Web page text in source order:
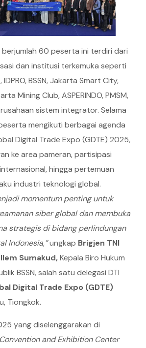
berjumlah 60 peserta ini terdiri dari
dan institusi terkemuka seperti
IDPRO, BSSN, Jakarta Smart City,
Mining Club, ASPERINDO, PMSM,
sistem integrator. Selama
mengikuti berbagai agenda
Digital Trade Expo (GDTE) 2025,
ke area pameran, partisipasi
hingga pertemuan
industri teknologi global.
momentum penting untuk
siber global dan membuka
strategis di bidang perlindungan
Indonesia,”ungkap Brigjen TNI
Sumakud,Kepala Biro Hukum
BSSN, salah satu delegasi DTI
Digital Trade Expo (GDTE)
Tiongkok.
yang diselenggarakan di
and Exhibition Center